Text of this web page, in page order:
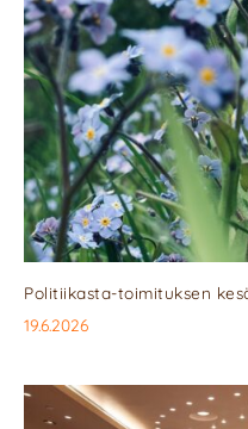
Politiikasta-toimituksen
19.6.2026